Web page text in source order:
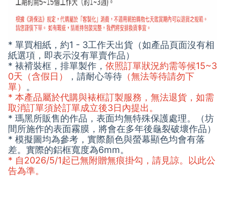
* 單買相紙，約1 - 3工作天出貨（如產品頁面沒有相
紙選項，即表示沒有單賣作品）
* 裱褙裝框，排單製作， 依照訂單狀況約需等候15~3
0天（含假日）
，請耐心等待 （無法等待請勿下
單） 。
* 本產品屬於代購與裱框訂製服務，無法退貨，如需
取消訂單須於訂單成立後3日內提出。
* 瑪黑所販售的作品，表面均無特殊保護處理。（坊
間所施作的表面霧膜，將會在多年後龜裂破壞作品）
* 模擬圖均為參考，實際顏色與螢幕顯色均會有落
差。實際的鋁框寬度為6mm。
* 自2026/5/1起已無附贈無痕掛勾，請見諒。以此公
告為準。